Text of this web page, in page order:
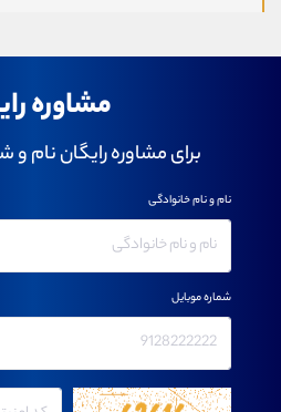
مشاوره
برای مشاوره رایگان نام و
نام و نام خانوادگی
شماره موبایل